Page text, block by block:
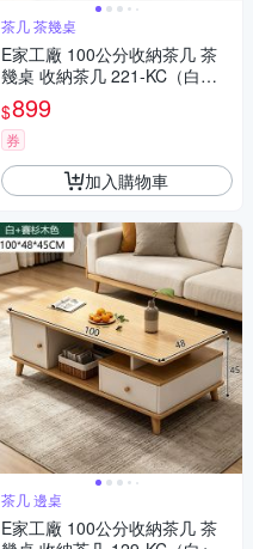
茶几 茶幾桌
E家工廠 100公分收納茶几 茶
幾桌 收納茶几 221-KC（白
色）
$899
券
加入購物車
茶几 邊桌
E家工廠 100公分收納茶几 茶